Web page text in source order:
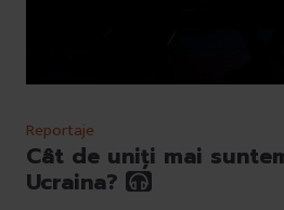
Reportaje
Cât de uniți mai
Ucraina?